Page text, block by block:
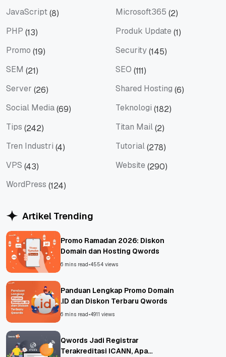
JavaScript(8) Microsoft365 (2)
PHP (13) Produk Update (1)
Promo (19) Security(145)
SEM (21) SEO (111)
Server (26) Shared Hosting (6)
Social Media(69) Teknologi (182)
Tips (242) Titan Mail(2)
Tren Industri (4) Tutorial(278)
VPS (43) Website (290)
WordPress (124)
Artikel Trending
Promo Ramadan 2026: Diskon
Domain dan Hosting Qwords
6 mins read•4554 views
Panduan Lengkap Promo Domain
.ID dan Diskon Terbaru Qwords
6 mins read•4911 views
Qwords Jadi Registrar
Terakreditasi ICANN, Apa